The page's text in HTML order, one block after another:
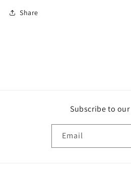
Share
Subscribe to
Email